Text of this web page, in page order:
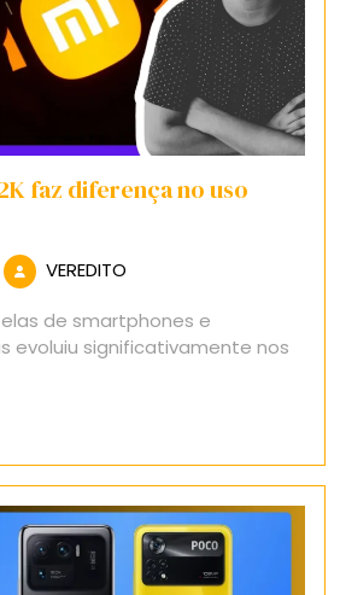
faz diferença no uso
julho
VEREDITO
de smartphones e
evoluiu significativamente nos